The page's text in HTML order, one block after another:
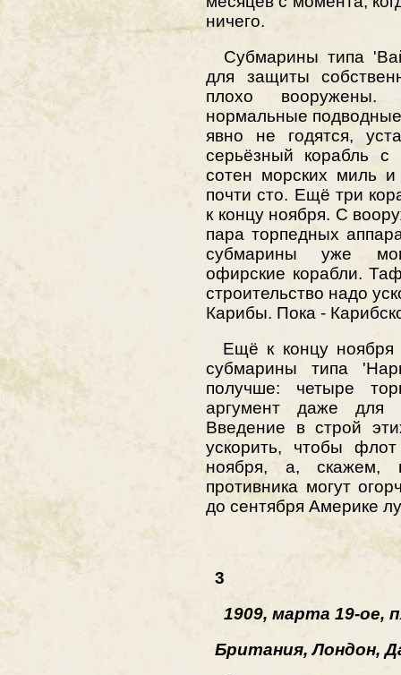
ничего.
Субмарины типа
для защиты
плохо вооружены.
нормальные
явно не годятся,
серьёзный корабль с
сотен морских миль
почти сто. Ещё три
к концу ноября. С
пара торпедных
субмарины уже
офирские корабли.
строительство надо
Карибы. Пока -
Ещё к концу ноября
субмарины типа
получше: четыре
аргумент даже для
Введение в строй
ускорить, чтобы
ноября, а, скажем,
противника могут
до сентября Америке
3
1909, марта 19-ое,
Британия, Лондон,